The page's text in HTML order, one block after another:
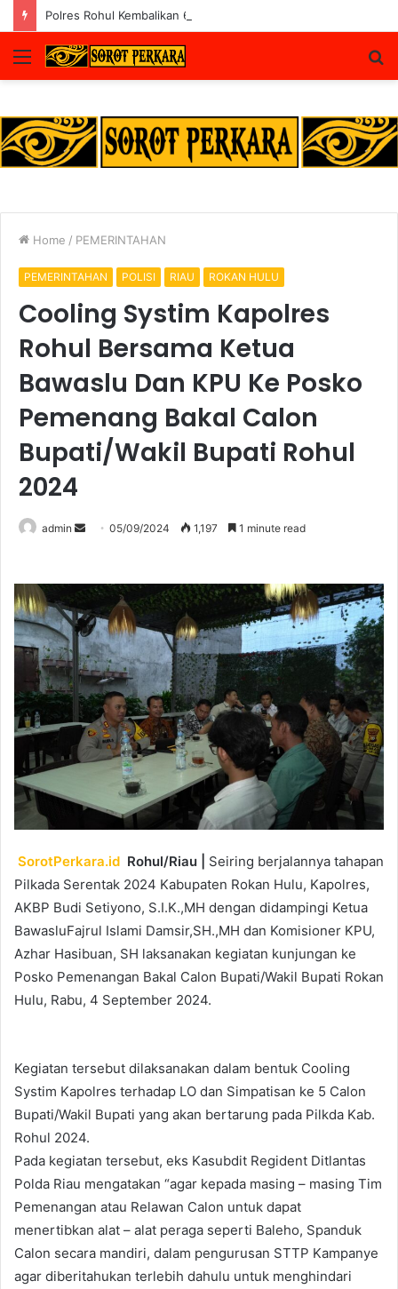
Menu
Home / PEMERINTAHAN
PEMERINTAHAN POLISI RIAU ROKAN HULU
Cooling Systim Kapolres
Rohul Bersama Ketua
Bawaslu Dan KPU Ke Posko
Pemenang Bakal Calon
Bupati/Wakil Bupati Rohul
2024
admin
Send05/09/2024 1,197 1 minute read
SorotPerkara.id Rohul/Riau | Seiring berjalannya tahapan
Pilkada Serentak 2024 Kabupaten Rokan Hulu, Kapolres,
AKBP Budi Setiyono, S.I.K.,MH dengan didampingi Ketua
BawasluFajrul Islami Damsir,SH.,MH dan Komisioner KPU,
Azhar Hasibuan, SH laksanakan kegiatan kunjungan ke
Posko Pemenangan Bakal Calon Bupati/Wakil Bupati Rokan
Hulu, Rabu, 4 September 2024.
Kegiatan tersebut dilaksanakan dalam bentuk Cooling
Systim Kapolres terhadap LO dan Simpatisan ke 5 Calon
Bupati/Wakil Bupati yang akan bertarung pada Pilkda Kab.
Rohul 2024.
Pada kegiatan tersebut, eks Kasubdit Regident Ditlantas
Polda Riau mengatakan “agar kepada masing – masing Tim
Pemenangan atau Relawan Calon untuk dapat
menertibkan alat – alat peraga seperti Baleho, Spanduk
Calon secara mandiri, dalam pengurusan STTP Kampanye
agar diberitahukan terlebih dahulu untuk menghindari